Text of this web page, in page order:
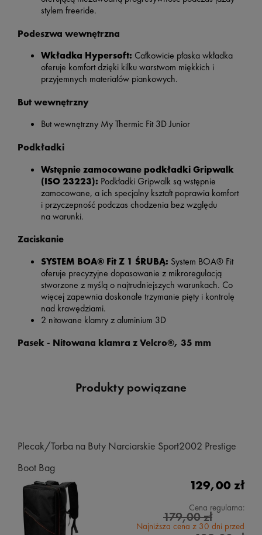
stylem freeride.
Podeszwa wewnętrzna
Wkładka Hypersoft: Całkowicie płaska wkładka
oferuje komfort dzięki kilku warstwom miękkich i
przyjemnych materiałów piankowych.
But wewnętrzny
But wewnętrzny My Thermic Fit 3D Junior
Podkładki
Wstępnie zamocowane podkładki Gripwalk
(ISO 23223): Podkładki Gripwalk są wstępnie
zamocowane, a ich specjalny kształt poprawia komfort
i przyczepność podczas chodzenia bez względu
na warunki.
Zaciskanie
SYSTEM BOA® Fit Z 1 ŚRUBĄ: System BOA® Fit
oferuje precyzyjne dopasowanie z mikroregulacją
stworzone z myślą o najtrudniejszych warunkach. Co
więcej zapewnia doskonałe trzymanie pięty i kontrolę
nad krawędziami.
2 nitowane klamry z aluminium 3D
Pasek - Nitowana klamra z Velcro®, 35 mm
Produkty powiązane
Plecak/Torba na Buty Narciarskie Sport2002 Prestige
Boot Bag
129,00 zł
Cena regularna:
179,00 zł
Najniższa cena z 30 dni przed